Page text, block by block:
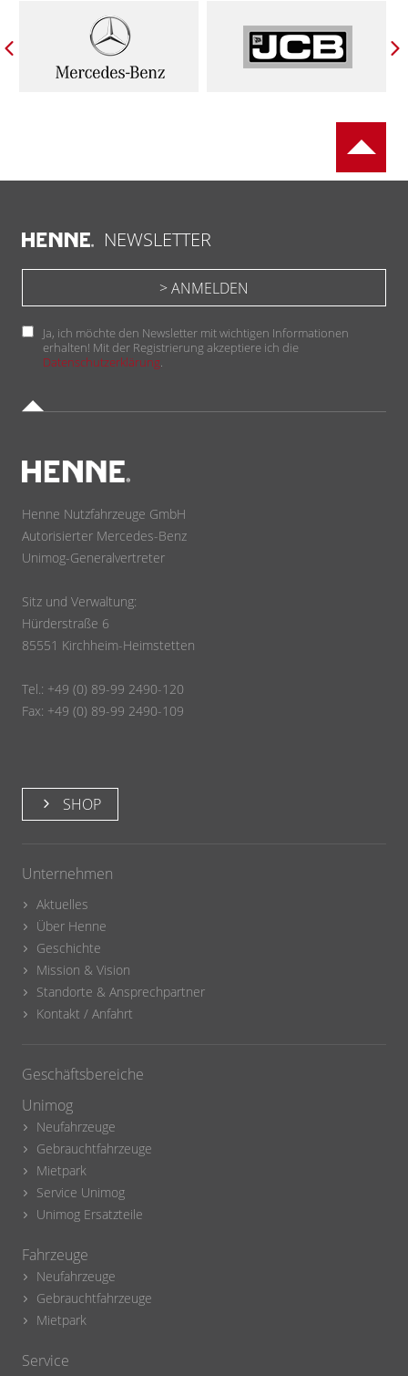
NEWSLETTER
Ja, ich möchte den Newsletter mit wichtigen Informationen
erhalten! Mit der Registrierung akzeptiere ich die
Datenschutzerklärung.
Henne Nutzfahrzeuge GmbH
Autorisierter Mercedes-Benz
Unimog-Generalvertreter
Sitz und Verwaltung:
Hürderstraße 6
85551 Kirchheim-Heimstetten
Tel.: +49 (0) 89-99 2490-120
Fax: +49 (0) 89-99 2490-109
SHOP
Unternehmen
Aktuelles
Über Henne
Geschichte
Mission & Vision
Standorte & Ansprechpartner
Kontakt / Anfahrt
Geschäftsbereiche
Unimog
Neufahrzeuge
Gebrauchtfahrzeuge
Mietpark
Service Unimog
Unimog Ersatzteile
Fahrzeuge
Neufahrzeuge
Gebrauchtfahrzeuge
Mietpark
Service